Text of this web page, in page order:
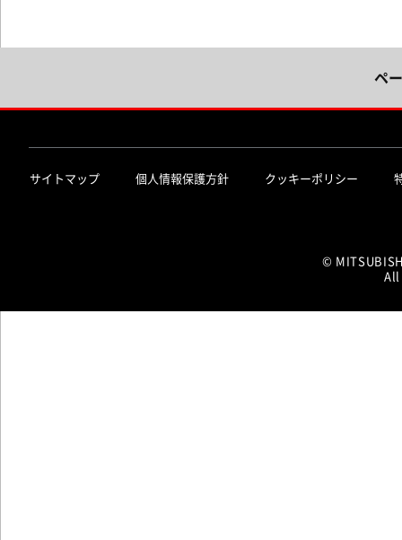
ペ
サイトマップ 個人情報保護方針 クッキーポリシー
©
All